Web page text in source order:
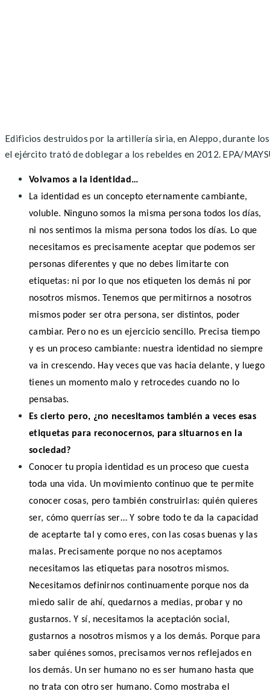
Edificios destruidos por la artillería siria, en Aleppo, durante
el ejército trató de doblegar a los rebeldes en 2012. EPA/
Volvamos a la identidad…
La identidad es un concepto eternamente cambiante,
voluble. Ninguno somos la misma persona todos los días,
ni nos sentimos la misma persona todos los días. Lo que
necesitamos es precisamente aceptar que podemos ser
personas diferentes y que no debes limitarte con
etiquetas: ni por lo que nos etiqueten los demás ni por
nosotros mismos. Tenemos que permitirnos a nosotros
mismos poder ser otra persona, ser distintos, poder
cambiar. Pero no es un ejercicio sencillo. Precisa tiempo
y es un proceso cambiante: nuestra identidad no siempre
va in crescendo. Hay veces que vas hacia delante, y luego
tienes un momento malo y retrocedes cuando no lo
pensabas.
Es cierto pero, ¿no necesitamos también a veces esas
etiquetas para reconocernos, para situarnos en la
sociedad?
Conocer tu propia identidad es un proceso que cuesta
toda una vida. Un movimiento continuo que te permite
conocer cosas, pero también construirlas: quién quieres
ser, cómo querrías ser… Y sobre todo te da la capacidad
de aceptarte tal y como eres, con las cosas buenas y las
malas. Precisamente porque no nos aceptamos
necesitamos las etiquetas para nosotros mismos.
Necesitamos definirnos continuamente porque nos da
miedo salir de ahí, quedarnos a medias, probar y no
gustarnos. Y sí, necesitamos la aceptación social,
gustarnos a nosotros mismos y a los demás. Porque para
saber quiénes somos, precisamos vernos reflejados en
los demás. Un ser humano no es ser humano hasta que
no trata con otro ser humano. Como mostraba el